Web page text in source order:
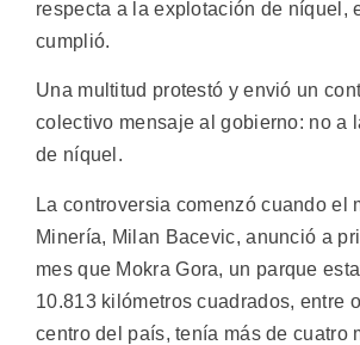
respecta a la explotación de níquel,
cumplió.
Una multitud protestó y envió un
colectivo mensaje al gobierno: no a
de níquel.
La controversia comenzó cuando el
Minería, Milan Bacevic, anunció a
mes que Mokra Gora, un parque
10.813 kilómetros cuadrados, entre
centro del país, tenía más de cuatro